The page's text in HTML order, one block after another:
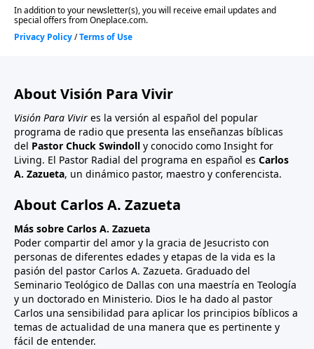
About Visión Para Vivir
Visión Para Vivir es la versión al español del popular
programa de radio que presenta las enseñanzas bíblicas
del Pastor Chuck Swindoll y conocido como Insight for
Living. El Pastor Radial del programa en español es Carlos
A. Zazueta, un dinámico pastor, maestro y conferencista.
About Carlos A. Zazueta
Más sobre Carlos A. Zazueta
Poder compartir del amor y la gracia de Jesucristo con
personas de diferentes edades y etapas de la vida es la
pasión del pastor Carlos A. Zazueta. Graduado del
Seminario Teológico de Dallas con una maestría en Teología
y un doctorado en Ministerio. Dios le ha dado al pastor
Carlos una sensibilidad para aplicar los principios bíblicos a
temas de actualidad de una manera que es pertinente y
fácil de entender.